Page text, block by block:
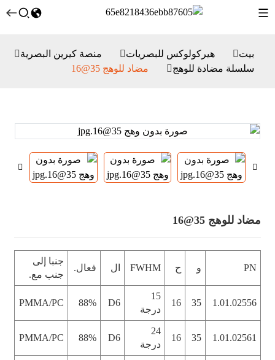
بيت هيركولوكس للبصريات
منصة كيرين البصرية
سلسلة مضادة للوهج
مضاد للوهج 35@16
مضاد للوهج 35@16
PN و ح FWHM ال فعال.
جنبا إلى
جنب مع.
1.01.02556
35
16
15
درجة
D6
88%
PMMA/PC
1.01.02561
35
16
24
درجة
D6
88%
PMMA/PC